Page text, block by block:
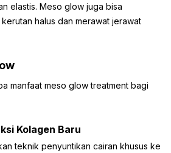
elastis. Meso glow juga bisa
halus dan merawat jerawat
manfaat meso glow treatment bagi
Kolagen Baru
teknik penyuntikan cairan khusus ke